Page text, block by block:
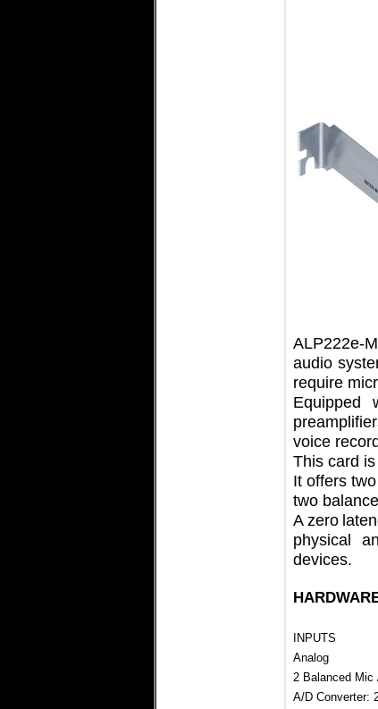
ALP222e-
audio
require
Equipped
voice
This card
It offers
two
Azero
physical
devices.
INPUTS
Analog
2 Balanced Mic
A/D Converter: